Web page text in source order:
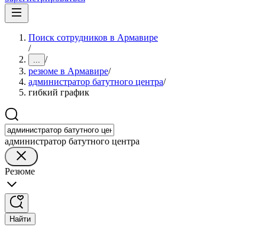
Поиск сотрудников в Армавире
/
... /
резюме в Армавире/
администратор батутного центра/
гибкий график
администратор батутного центра
Резюме
Найти